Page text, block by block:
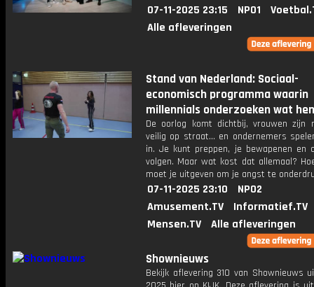
07-11-2025 23:15 NPO1
Alle afleveringen
Stand van Nederland: Sociaal-
economisch programma waarin
millennials onderzoeken wat
De oorlog komt dichtbij, vrouwen zijn
veilig op straat... en ondernemers
in. Je kunt preppen, je bewapenen en
volgen. Maar wat kost dat allemaal?
moet je uitgeven om je angst te
07-11-2025 23:10
NPO2
Amusement.TV
Informatief.TV
Mensen.TV
Alle afleveringen
Shownieuws
Bekijk aflevering 310 van Shownieuws